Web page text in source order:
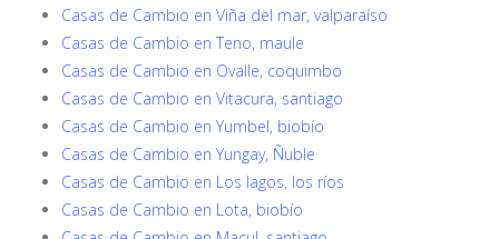
Casas de Cambio en Viña del mar, valparaíso
Casas de Cambio en Teno, maule
Casas de Cambio en Ovalle, coquimbo
Casas de Cambio en Vitacura, santiago
Casas de Cambio en Yumbel, biobío
Casas de Cambio en Yungay, Ñuble
Casas de Cambio en Los lagos, los ríos
Casas de Cambio en Lota, biobío